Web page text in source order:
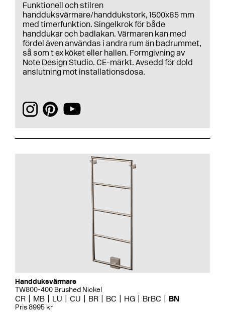
Funktionell och stilren
handduksvärmare/handdukstork, 1500x85 mm
med timerfunktion. Singelkrok för både
handdukar och badlakan. Värmaren kan med
fördel även användas i andra rum än badrummet,
så som t ex köket eller hallen. Formgivning av
Note Design Studio. CE-märkt. Avsedd för dold
anslutning mot installationsdosa.
Handduksvärmare
TW800-400 Brushed Nickel
CR MB LU CU BR BC HG BrBC BN
Pris 8995 kr